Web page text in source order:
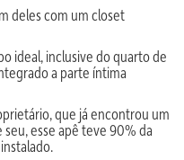
deles com um closet
ideal, inclusive do quarto de
a parte íntima
que já encontrou um
esse apê teve 90% da